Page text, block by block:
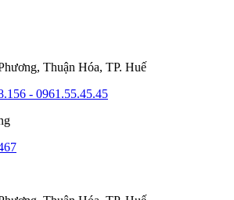
Thuận Hóa, TP. Huế
- 0961.55.45.45